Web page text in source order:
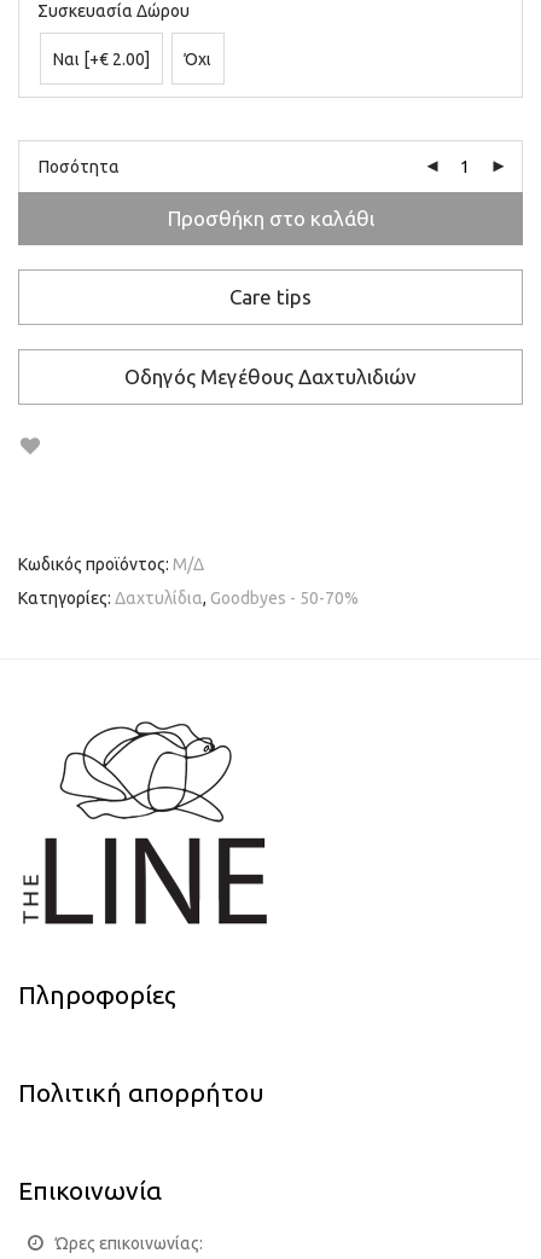
Συσκευασία Δώρου
Ναι [+€ 2.00] Όχι
Ποσότητα
Προσθήκη στο καλάθι
Care tips
Οδηγός Μεγέθους Δαχτυλιδιών
Κωδικός προϊόντος: Μ/Δ
Κατηγορίες: Δαχτυλίδια, Gοοdbyes - 50-70%
Πληροφορίες
Πολιτική απορρήτου
Επικοινωνία
Ώρες επικοινωνίας: